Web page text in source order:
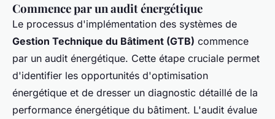
Commence par un audit énergétique
Le processus d'implémentation des systèmes de
Gestion Technique du Bâtiment (GTB) commence
par un audit énergétique. Cette étape cruciale permet
d'identifier les opportunités d'optimisation
énergétique et de dresser un diagnostic détaillé de la
performance énergétique du bâtiment. L'audit évalue